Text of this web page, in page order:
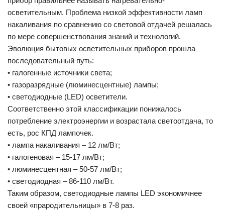
осветительным. Проблема низкой эффективности ламп
накаливания по сравнению со световой отдачей решалась
по мере совершенствования знаний и технологий.
Эволюция бытовых осветительных приборов прошла
последовательный путь:
• галогенные источники света;
• газоразрядные (люминесцентные) лампы;
• светодиодные (LED) осветители.
Соответственно этой классификации понижалось
потребление электроэнергии и возрастала светоотдача, то
есть, рос КПД лампочек.
• лампа накаливания – 12 лм/Вт;
• галогеновая – 15-17 лм/Вт;
• люминесцентная – 50-57 лм/Вт;
• светодиодная – 86-110 лм/Вт.
Таким образом, светодиодные лампы LED экономичнее
своей «прародительницы» в 7-8 раз.